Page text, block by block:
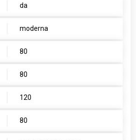
da
moderna
80
80
120
80